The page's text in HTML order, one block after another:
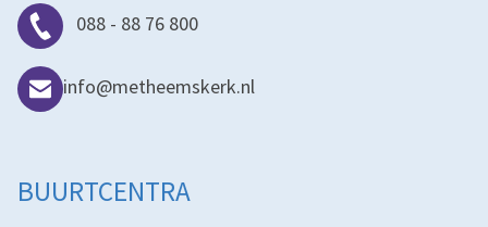
088 - 88 76 800
info@metheemskerk.nl
BUURTCENTRA